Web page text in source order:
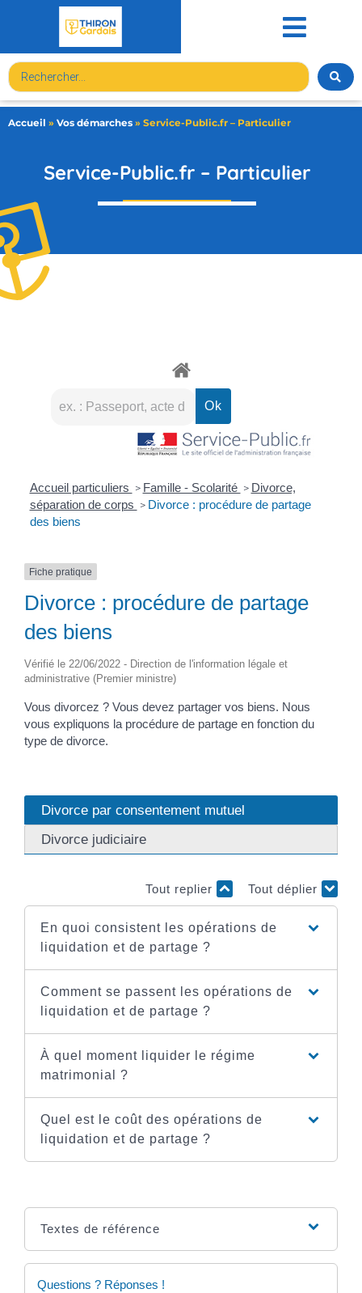
Accueil » Vos démarches » Service-Public.fr – Particulier
Service-Public.fr – Particulier
Accueil particuliers > Famille - Scolarité > Divorce,
séparation de corps > Divorce : procédure de partage
des biens
Fiche pratique
Divorce : procédure de partage
des biens
Vérifié le 22/06/2022 - Direction de l'information légale et
administrative (Premier ministre)
Vous divorcez ? Vous devez partager vos biens. Nous
vous expliquons la procédure de partage en fonction du
type de divorce.
Divorce par consentement mutuel
Divorce judiciaire
Tout replier Tout déplier
En quoi consistent les opérations de
liquidation et de partage ?
Comment se passent les opérations de
liquidation et de partage ?
À quel moment liquider le régime
matrimonial ?
Quel est le coût des opérations de
liquidation et de partage ?
Textes de référence
Questions ? Réponses !